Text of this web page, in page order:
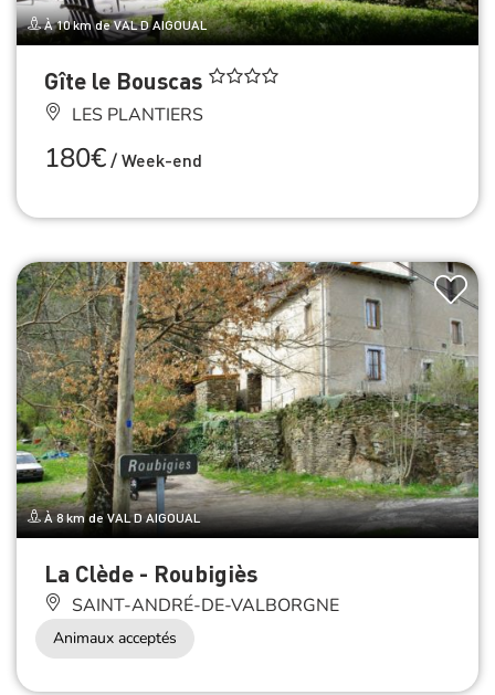
À 10 km de VAL D AIGOUAL
Gîte le Bouscas
LES PLANTIERS
180€/Week-end
À 8 km de VAL D AIGOUAL
La Clède - Roubigiès
SAINT-ANDRÉ-DE-VALBORGNE
Animaux acceptés